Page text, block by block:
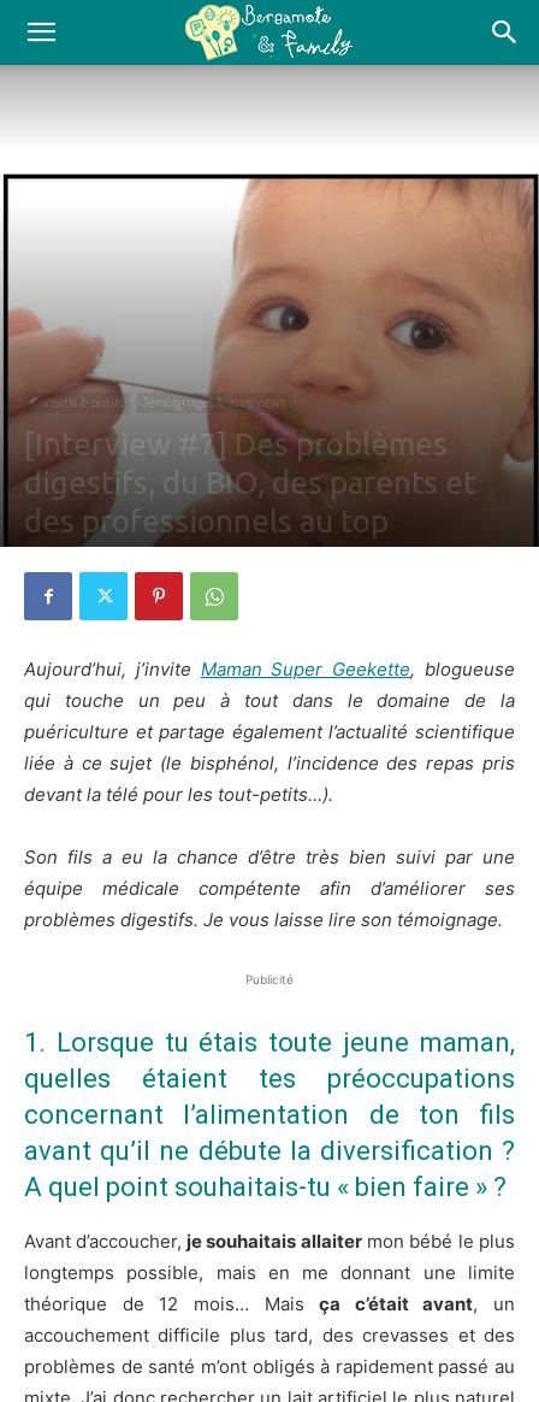
Conseils & outils Témoignages & interviews
[Interview #7] Des problèmes
digestifs, du BIO, des parents et
des professionnels au top
Aujourd’hui, j’invite Maman Super Geekette, blogueuse
qui touche un peu à tout dans le domaine de la
puériculture et partage également l’actualité scientifique
liée à ce sujet (le bisphénol, l’incidence des repas pris
devant la télé pour les tout-petits…).
Son fils a eu la chance d’être très bien suivi par une
équipe médicale compétente afin d’améliorer ses
problèmes digestifs. Je vous laisse lire son témoignage.
Publicité
1. Lorsque tu étais toute jeune maman,
quelles étaient tes préoccupations
concernant l’alimentation de ton fils
avant qu’il ne débute la diversification ?
A quel point souhaitais-tu « bien faire » ?
Avant d’accoucher, je souhaitais allaitermon bébé le plus
longtemps possible, mais en me donnant une limite
théorique de 12 mois… Maisça c’était avant, un
accouchement difficile plus tard, des crevasses et ​des
problèmes de santé m’ont obligés à rapidement passé au